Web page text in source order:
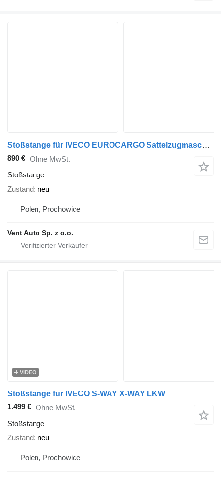
Stoßstange für IVECO EUROCARGO Sattelzugmaschine
890 € Ohne MwSt.
Stoßstange
Zustand neu
Polen, Prochowice
Vent Auto Sp. z o.o.
VIDEO
Stoßstange für IVECO S-WAY X-WAY LKW
1.499 € Ohne MwSt.
Stoßstange
Zustand neu
Polen, Prochowice